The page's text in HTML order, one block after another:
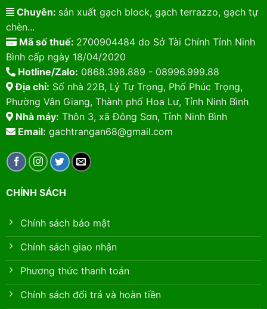
Chuyên: sản xuất gạch block, gạch terrazzo, gạch tự
chèn...
Mã số thuế: 2700904484 do Sở Tài Chính Tỉnh Ninh
Bình cấp ngày 18/04/2020
Hotline/Zalo: 0868.398.889 - 08996.999.88
Địa chỉ: Số nhà 22B, Lý Tự Trọng, Phố Phúc Trọng,
Phường Vân Giang, Thành phố Hoa Lư, Tỉnh Ninh Bình
Nhà máy: Thôn 3, xã Đông Sơn, Tỉnh Ninh Bình
Email: gachtrangan68@gmail.com
CHÍNH SÁCH
Chính sách bảo mật
Chính sách giao nhận
Phương thức thanh toán
Chính sách đổi trả và hoàn tiền